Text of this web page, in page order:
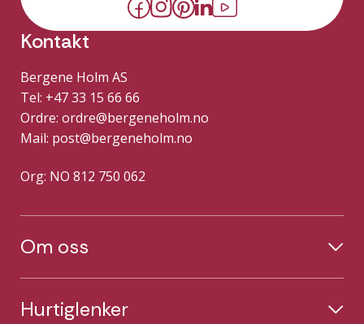
Kontakt
Bergene Holm AS
Tel: +47 33 15 66 66
Ordre: ordre@bergeneholm.no
Mail: post@bergeneholm.no
Org: NO 812 750 062
Om oss
Hurtiglenker